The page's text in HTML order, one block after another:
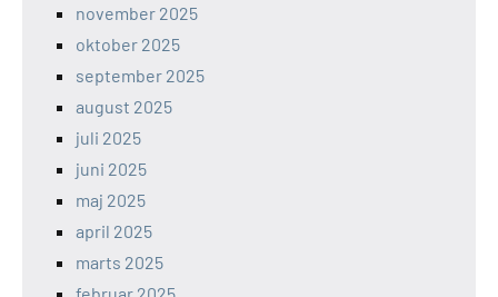
november 2025
oktober 2025
september 2025
august 2025
juli 2025
juni 2025
maj 2025
april 2025
marts 2025
februar 2025